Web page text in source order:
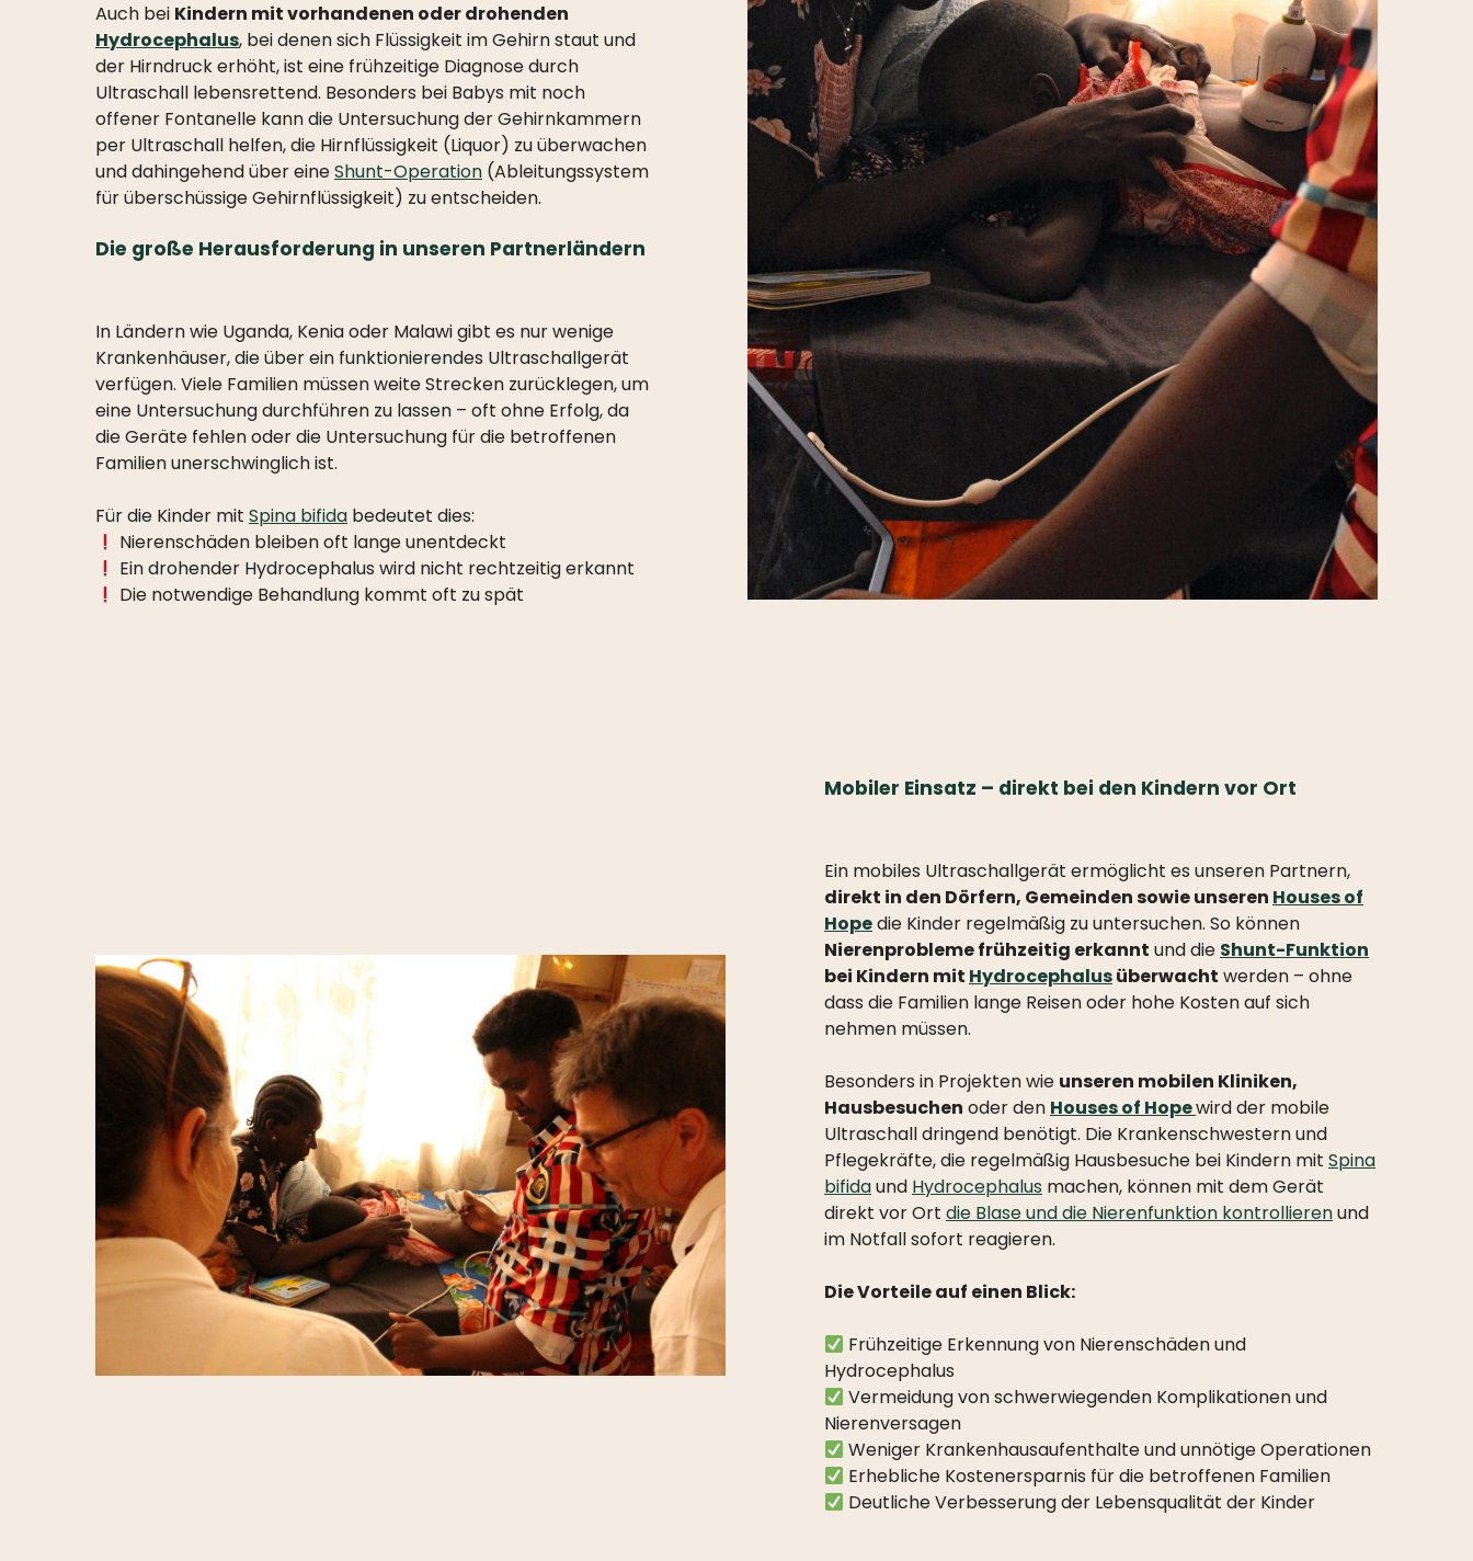
Auch bei Kindern mit vorhandenen oder drohenden
Hydrocephalus, bei denen sich Flüssigkeit im Gehirn staut und
der Hirndruck erhöht, ist eine frühzeitige Diagnose durch
Ultraschall lebensrettend. Besonders bei Babys mit noch
offener Fontanelle kann die Untersuchung der Gehirnkammern
per Ultraschall helfen, die Hirnflüssigkeit (Liquor) zu überwachen
und dahingehend über eineShunt-Operation (Ableitungssystem
für überschüssige Gehirnflüssigkeit) zu entscheiden.
Die große Herausforderung in unseren Partnerländern
In Ländern wie Uganda, Kenia oder Malawi gibt es nur wenige
Krankenhäuser, die über ein funktionierendes Ultraschallgerät
verfügen. Viele Familien müssen weite Strecken zurücklegen, um
eine Untersuchung durchführen zu lassen – oft ohne Erfolg, da
die Geräte fehlen oder die Untersuchung für die betroffenen
Familien unerschwinglich ist.
Für die Kinder mit Spina bifida bedeutet dies:
Nierenschäden bleiben oft lange unentdeckt
Ein drohender Hydrocephalus wird nicht rechtzeitig erkannt
Die notwendige Behandlung kommt oft zu spät
Mobiler Einsatz – direkt bei den Kindern vor Ort
Ein mobiles Ultraschallgerät ermöglicht es unseren Partnern,
direkt in den Dörfern, Gemeinden sowie unseren Houses of
Hopedie Kinder regelmäßig zu untersuchen. So können
Nierenprobleme frühzeitig erkannt und die Shunt-Funktion
bei Kindern mit Hydrocephalusüberwacht werden – ohne
dass die Familien lange Reisen oder hohe Kosten auf sich
nehmen müssen.
Besonders in Projekten wie unseren mobilen Kliniken,
Hausbesuchen oder den Houses of Hopewird der mobile
Ultraschall dringend benötigt. Die Krankenschwestern und
Pflegekräfte, die regelmäßig Hausbesuche bei Kindern mit Spina
bifidaund Hydrocephalus machen, können mit dem Gerät
direkt vor Ort die Blase und die Nierenfunktion kontrollierenund
im Notfall sofort reagieren.
Die Vorteile auf einen Blick:
Frühzeitige Erkennung von Nierenschäden und
Hydrocephalus
Vermeidung von schwerwiegenden Komplikationen und
Nierenversagen
Weniger Krankenhausaufenthalte und unnötige Operationen
Erhebliche Kostenersparnis für die betroffenen Familien
Deutliche Verbesserung der Lebensqualität der Kinder